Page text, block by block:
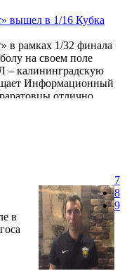
вышел в 1/16 Кубка
в рамках 1/32 финала
на своем поле
– калининградскую
Информационный
отлично
заслуженной
Авторами голов
Хурцидзе, 41-я мин.
в
7
8
9